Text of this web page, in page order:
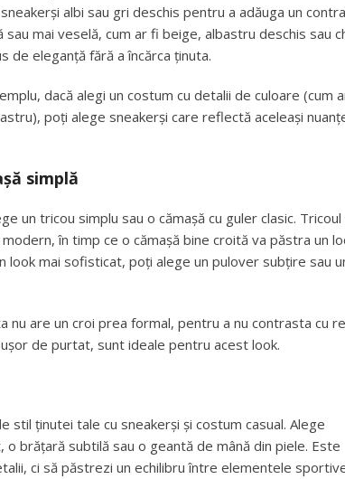
albi sau gri deschis pentru a adăuga un
mai veselă, cum ar fi beige, albastru deschis sau
de eleganță fără a încărca ținuta.
dacă alegi un costum cu detalii de culoare (cum
poți alege sneakerși care reflectă aceleași
simplă
un tricou simplu sau o cămașă cu guler clasic. Tricoul
în timp ce o cămașă bine croită va păstra un
mai sofisticat, poți alege un pulover subțire sau
nu are un croi prea formal, pentru a nu contrasta cu
de purtat, sunt ideale pentru acest look.
stil ținutei tale cu sneakerși și costum casual. Alege
brățară subtilă sau o geantă de mână din piele. Este
ci să păstrezi un echilibru între elementele